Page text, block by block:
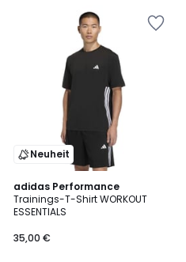
Neuheit
adidas Performance
Trainings-T-Shirt WORKOUT
ESSENTIALS
35,00 €